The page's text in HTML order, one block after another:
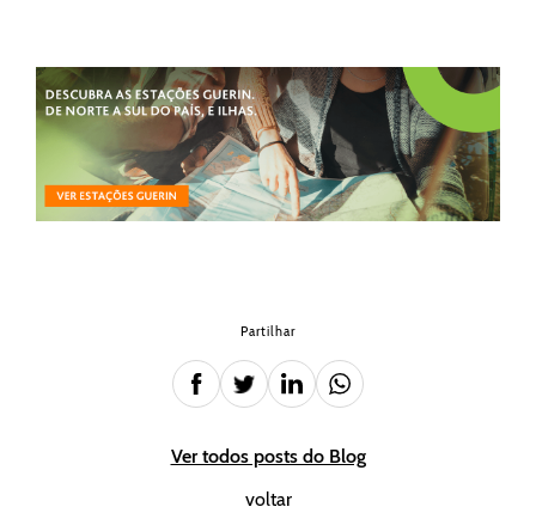
Partilhar
Ver todos posts do Blog
voltar